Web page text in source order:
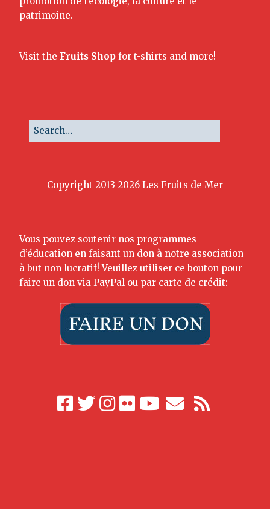
patrimoine.
Visit the Fruits Shop for t-shirts and more!
Copyright 2013-2026 Les Fruits de Mer
Vous pouvez soutenir nos programmes
d’éducation en faisant un don à notre association
à but non lucratif! Veuillez utiliser ce bouton pour
faire un don via PayPal ou par carte de crédit: